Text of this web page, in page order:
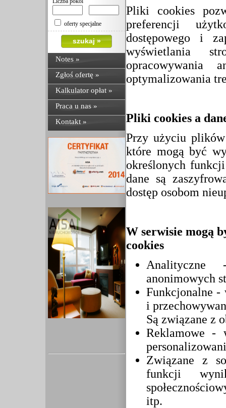
oferty specjalne
Notes »
Zgłoś ofertę »
Kalkulator opłat »
Praca u nas »
Kontakt »
Pliki cookies
preferencji
dostępowego i
wyświetlania
opracowywania
optymalizowania
Pliki cookies a
Przy użyciu
które mogą być
określonych
dane są
dostęp osobom
W serwisie mogą
cookies
Analityczne
anonimowych
Funkcjonalne -
i
Są związane z
Reklamowe -
Związane z
funkcji
itp.